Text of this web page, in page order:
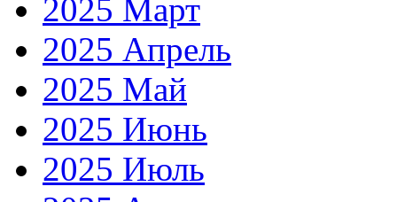
2025 Март
2025 Апрель
2025 Май
2025 Июнь
2025 Июль